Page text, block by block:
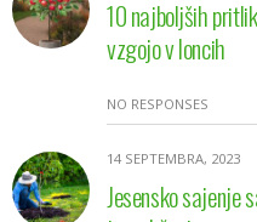
10 najboljših
vzgojo v loncih
NO RESPONSES
14 SEPTEMBRA, 2023
Jesensko sajenje